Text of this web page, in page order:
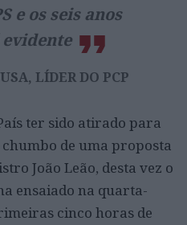
e os seis anos
LÍDER DO PCP
ter sido atirado para
de uma proposta
João Leão, desta vez o
ensaiado na quarta-
cinco horas de